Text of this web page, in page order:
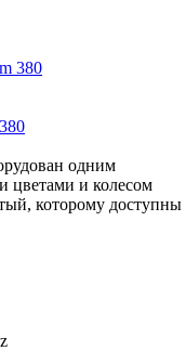
одним
цветами и колесом
которому доступны